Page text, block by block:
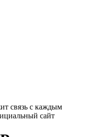
связь с каждым
сайт